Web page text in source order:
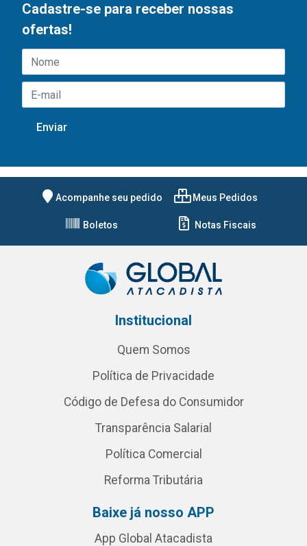
Cadastre-se para receber nossas
ofertas!
Acompanhe seu pedido Meus Pedidos
Boletos Notas Fiscais
Institucional
Quem Somos
Política de Privacidade
Código de Defesa do Consumidor
Transparência Salarial
Política Comercial
Reforma Tributária
Baixe já nosso APP
App Global Atacadista